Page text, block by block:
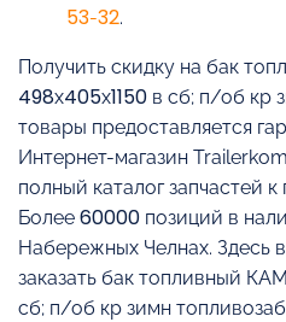
53-32.
Получить скидку на бак
498х405х1150 в сб; п/об кр
товары предоставляется
Интернет-магазин
полный каталог запчастей
Более 60000 позиций в
Набережных Челнах. Здесь
заказать бак топливный
сб; п/об кр зимн